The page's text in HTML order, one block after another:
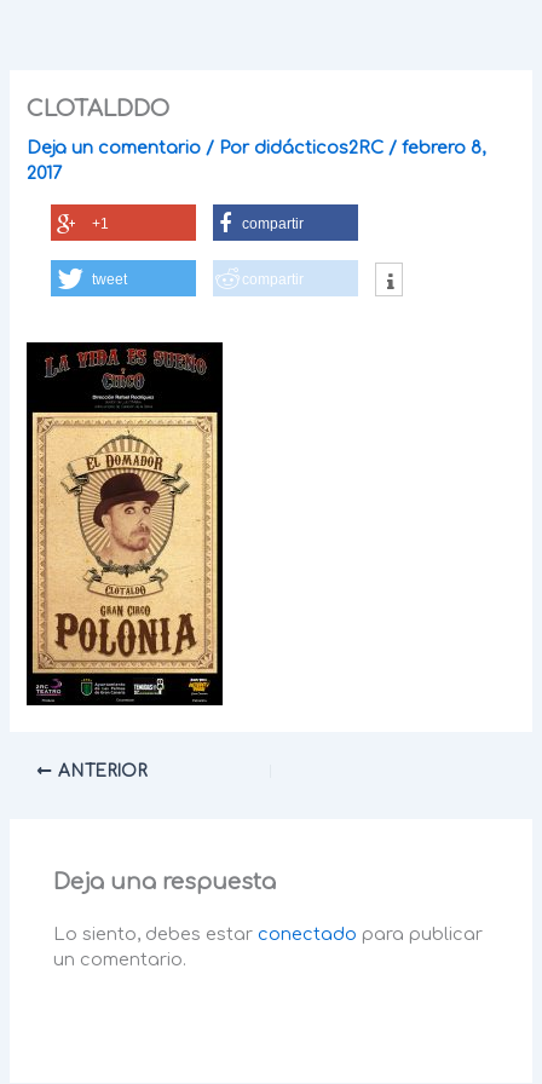
CLOTALDDO
Deja un comentario / Pordidácticos2RC /febrero 8,
2017
+1 compartir
tweet compartir
ANTERIOR
Deja una respuesta
Lo siento, debes estar conectado para publicar
un comentario.